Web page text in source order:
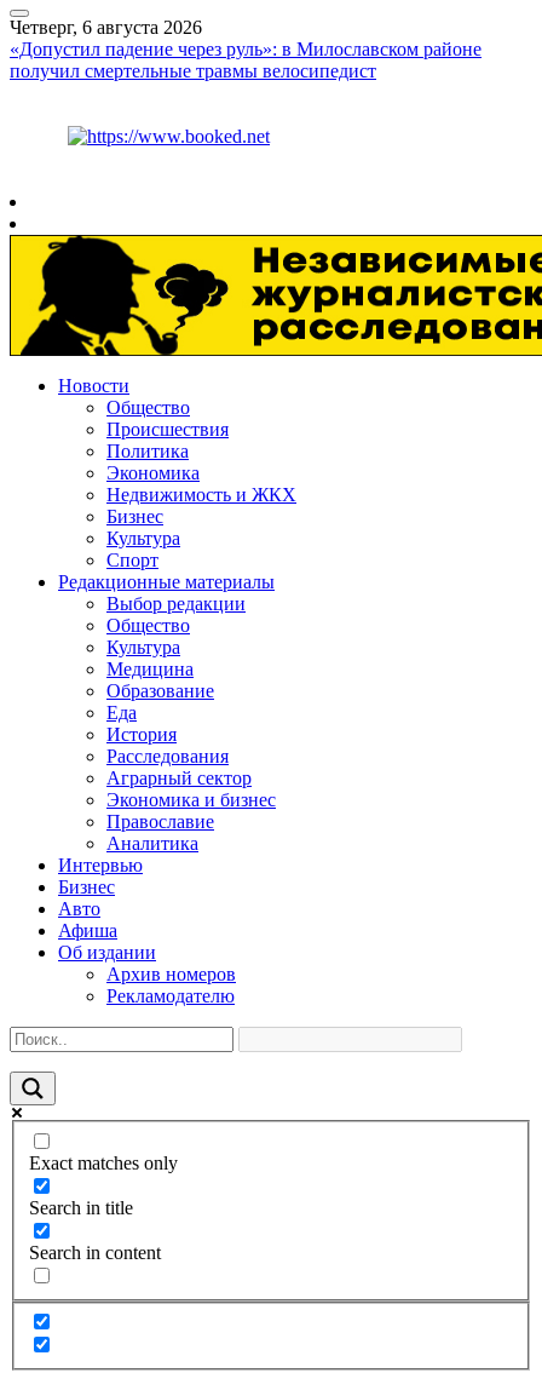
Четверг, 6 августа 2026
«Допустил падение через руль»: в Милославском районе
получил смертельные травмы велосипедист
Новости
Общество
Происшествия
Политика
Экономика
Недвижимость и ЖКХ
Бизнес
Культура
Спорт
Редакционные материалы
Выбор редакции
Общество
Культура
Медицина
Образование
Еда
История
Расследования
Аграрный сектор
Экономика и бизнес
Православие
Аналитика
Интервью
Бизнес
Авто
Афиша
Об издании
Архив номеров
Рекламодателю
Exact matches only
Search in title
Search in content